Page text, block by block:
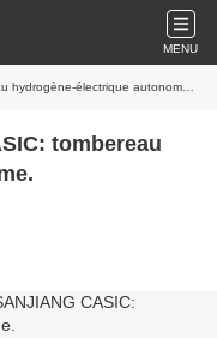
MENU
autonome. [reddit.u/CSINATECH402025]
tombereau